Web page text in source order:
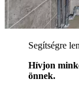
Segítségre
Hívjon
önnek.